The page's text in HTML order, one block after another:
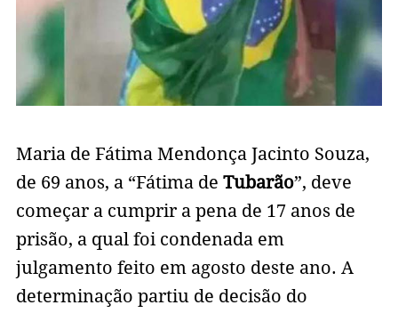
Maria de Fátima Mendonça Jacinto Souza,
de 69 anos, a “Fátima de Tubarão”, deve
começar a cumprir a pena de 17 anos de
prisão, a qual foi condenada em
julgamento feito em agosto deste ano. A
determinação partiu de decisão do